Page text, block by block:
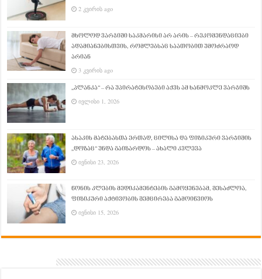
2 კვირის ago
მხოლოდ ვარჯიში საკმარისი არ არის – რეკომენდაციები
ადამიანებისთვის, რომლებსაც საათობით უმოძრაოდ
არიან
3 კვირის ago
„პლანკა“ – რა უპირატესობები აქვს ამ ხანმოკლე ვარჯიშს
ივლისი 1, 2026
ასაკის მატებასთა ერთად, ცილისა და ფიზიკური ვარჯიშის
„დოზაც“ უნდა გაიზარდოს – ახალი კვლევა
ივნისი 23, 2026
წონის კლების მედიკამენტების გამოყენებამ, შესაძლოა,
ფიზიკური აქტივობის შემცირება გამოიწვიოს
ივნისი 15, 2026